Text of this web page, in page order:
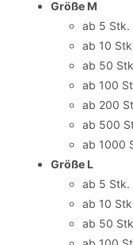
Größe M
ab 5 Stk.
ab 10
ab 50
ab 100
ab 200
ab 500
ab 1000
Größe L
ab 5
ab 10
ab 50